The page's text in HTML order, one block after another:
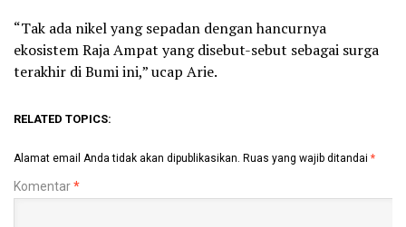
“Tak ada nikel yang sepadan dengan hancurnya
ekosistem Raja Ampat yang disebut-sebut sebagai surga
terakhir di Bumi ini,” ucap Arie.
RELATED TOPICS:
Alamat email Anda tidak akan dipublikasikan. Ruas yang wajib ditandai *
Komentar*